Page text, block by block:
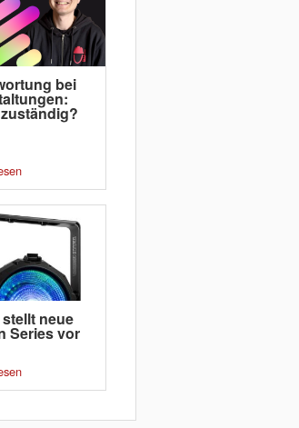
bei
neue
Series vor